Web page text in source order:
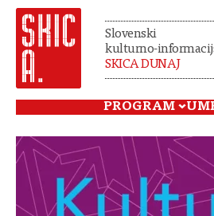
Slovenski
kulturno-
SKICA DUNAJ
PROGRAM